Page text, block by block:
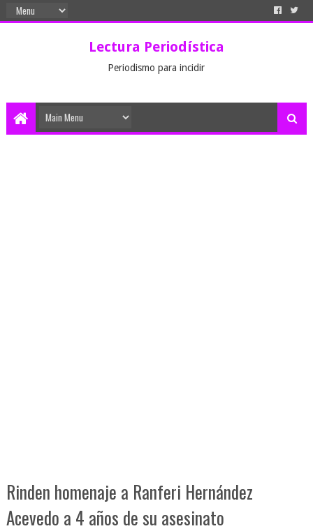
Lectura Periodística
Periodismo para incidir
Rinden homenaje a Ranferi Hernández
Acevedo a 4 años de su asesinato